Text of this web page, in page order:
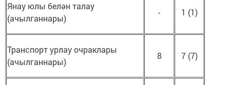
Янау юлы белән талау
(ачылганнары)
- 1 (1)
Транспорт урлау очраклары
(ачылганнары)
8 7 (7)